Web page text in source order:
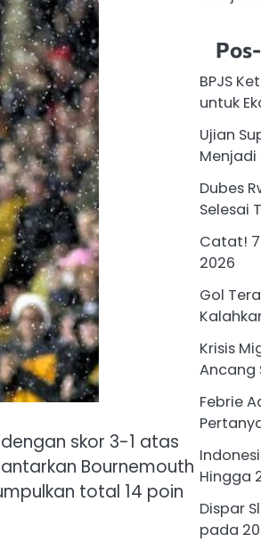
skor 3-1 atas
Bournemouth
total 14 poin
BPJS
untuk
Ujian
Dubes
Selesai
Catat! 7
2026
Gol
Krisis
Ancang
Febrie
Hingga
Dispar
pada